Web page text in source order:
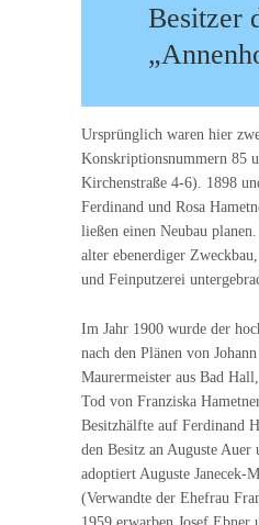
Besitzer
Ursprünglich waren hier
Konskriptionsnummern 85
Kirchenstraße 4-6). 1898
Ferdinand und Rosa
ließen einen Neubau
alter ebenerdiger
und Feinputzerei
Im Jahr 1900 wurde der
nach den Plänen von
Maurermeister aus Bad
Tod von Franziska
Besitzhälfte auf Ferdinand
den Besitz an Auguste Auer
adoptiert Auguste Janecek-
(Verwandte der Ehefrau